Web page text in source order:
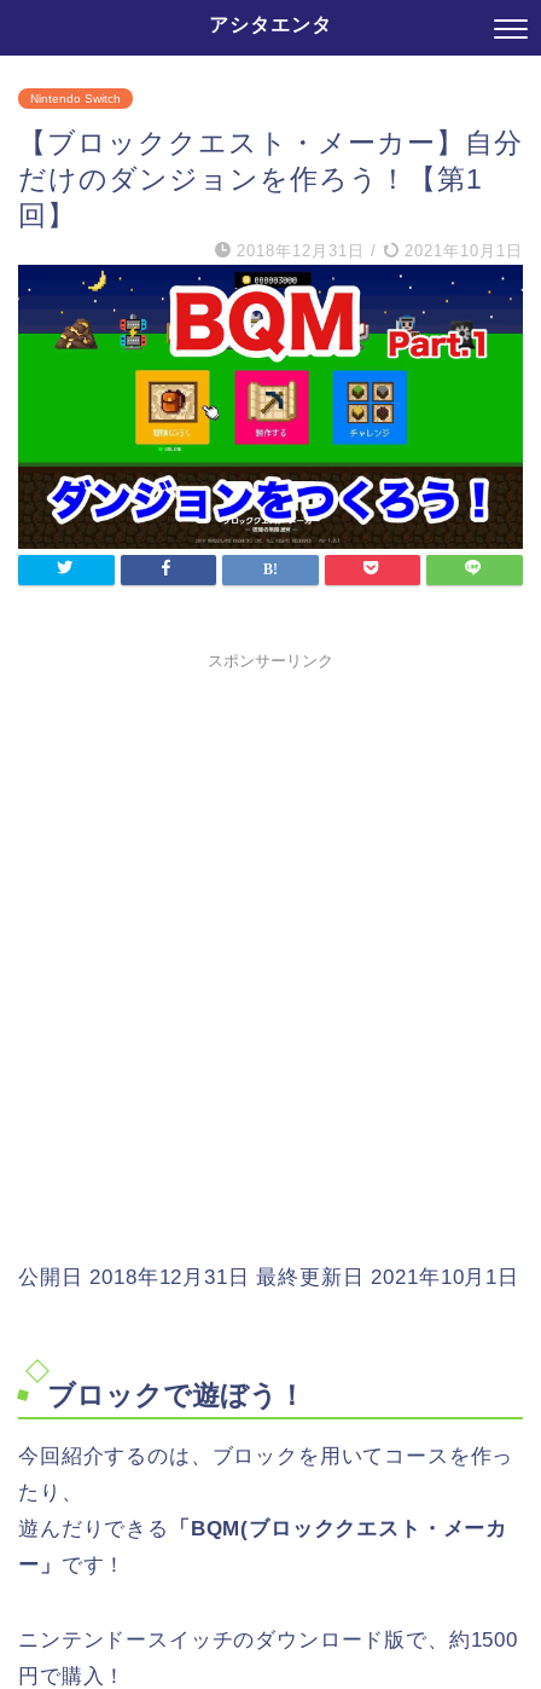
アシタエンタ
Nintendo Switch
【ブロッククエスト・メーカー】自分
だけのダンジョンを作ろう！【第1
回】
2018年12月31日 / 2021年10月1日
スポンサーリンク
公開日 2018年12月31日最終更新日 2021年10月1日
ブロックで遊ぼう！
今回紹介するのは、ブロックを用いてコースを作っ
たり、
遊んだりできる
「BQM(ブロッククエスト・メーカ
ー」 です！
ニンテンドースイッチのダウンロード版で、約1500
円で購入！